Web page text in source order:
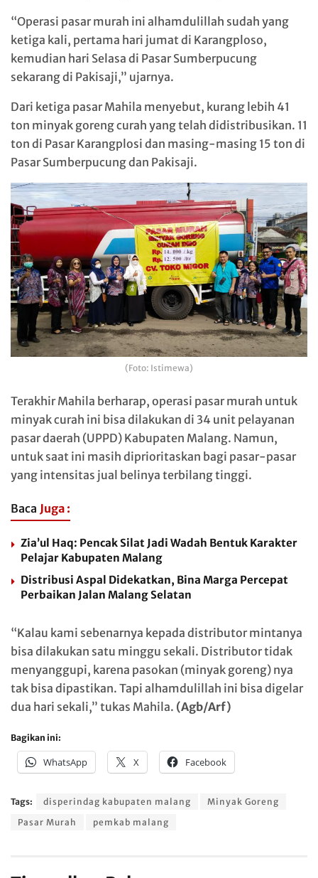
“Operasi pasar murah ini alhamdulillah sudah yang
ketiga kali, pertama hari jumat di Karangploso,
kemudian hari Selasa di Pasar Sumberpucung
sekarang di Pakisaji,” ujarnya.
Dari ketiga pasar Mahila menyebut, kurang lebih 41
ton minyak goreng curah yang telah didistribusikan. 11
ton di Pasar Karangplosi dan masing-masing 15 ton di
Pasar Sumberpucung dan Pakisaji.
(Foto: Istimewa)
Terakhir Mahila berharap, operasi pasar murah untuk
minyak curah ini bisa dilakukan di 34 unit pelayanan
pasar daerah (UPPD) Kabupaten Malang. Namun,
untuk saat ini masih diprioritaskan bagi pasar-pasar
yang intensitas jual belinya terbilang tinggi.
Baca Juga :
Zia’ul Haq: Pencak Silat Jadi Wadah Bentuk Karakter
Pelajar Kabupaten Malang
Distribusi Aspal Didekatkan, Bina Marga Percepat
Perbaikan Jalan Malang Selatan
“Kalau kami sebenarnya kepada distributor mintanya
bisa dilakukan satu minggu sekali. Distributor tidak
menyanggupi, karena pasokan (minyak goreng) nya
tak bisa dipastikan. Tapi alhamdulillah ini bisa digelar
dua hari sekali,” tukas Mahila. (Agb/Arf)
Bagikan ini:
WhatsApp X Facebook
Tags: disperindag kabupaten malang
Minyak Goreng
Pasar Murah
pemkab malang